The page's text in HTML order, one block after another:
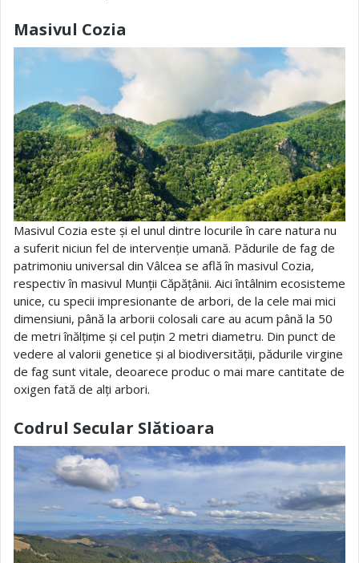
Masivul Cozia
Masivul Cozia este și el unul dintre locurile în care natura nu
a suferit niciun fel de intervenție umană. Pădurile de fag de
patrimoniu universal din Vâlcea se află în masivul Cozia,
respectiv în masivul Munții Căpățânii. Aici întâlnim ecosisteme
unice, cu specii impresionante de arbori, de la cele mai mici
dimensiuni, până la arborii colosali care au acum până la 50
de metri înălțime și cel puțin 2 metri diametru. Din punct de
vedere al valorii genetice și al biodiversității, pădurile virgine
de fag sunt vitale, deoarece produc o mai mare cantitate de
oxigen fată de alți arbori.
Codrul Secular Slătioara